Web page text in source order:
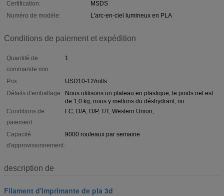
Certification:
MSDS
Numéro de modèle:
L'arc-en-ciel lumineux en PLA
Conditions de paiement et expédition
Quantité de
commande min:
1
Prix:
USD10-12/rolls
Détails d'emballage: Nous utilisons un plateau en plastique, le poids net est
de 1,0 kg, nous y mettons du déshydrant, no
Conditions de
paiement:
LC, D/A, D/P, T/T, Western Union,
Capacité
d'approvisionnement:
9000 rouleaux par semaine
description de
Filament d'imprimante de pla 3d